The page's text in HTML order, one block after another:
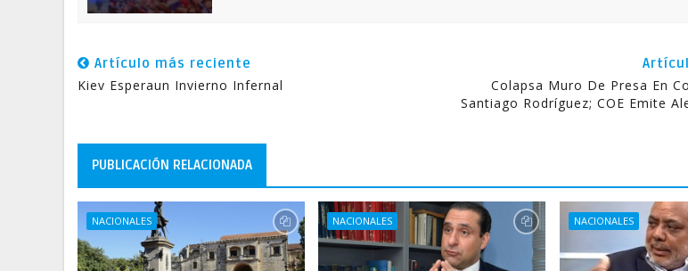
Artículo más reciente
Kiev Esperaun Invierno Infernal
Colapsa Muro De Presa En
Santiago Rodríguez; COE Emite
PUBLICACIÓN RELACIONADA
NACIONALES NACIONALES NACIONALES